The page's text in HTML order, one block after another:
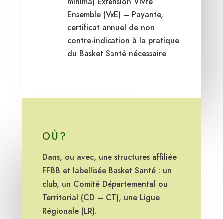
Ensemble (VxE) – Payante,
certificat annuel de non
contre-indication à la pratique
du Basket Santé nécessaire
OÙ?
Dans, ou avec, une structures affiliée
FFBB et labellisée Basket Santé : un
club, un Comité Départemental ou
Territorial (CD – CT), une Ligue
Régionale (LR).